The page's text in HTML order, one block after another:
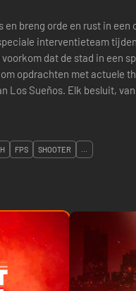
breng orde en rust in een
interventieteam
dat de stad in een
opdrachten met actuele
Los Sueños. Elk besluit,
FPS SHOOTER ...